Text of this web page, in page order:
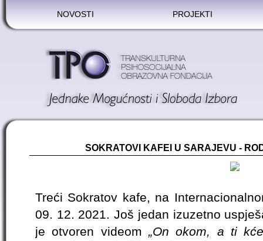
NOVOSTI PROJEKTI
SOKRATOVI KAFEI U SARAJEVU -
Treći Sokratov kafe, na
09. 12. 2021. Još jedan izuzetno
je otvoren videom „On okom, a ti